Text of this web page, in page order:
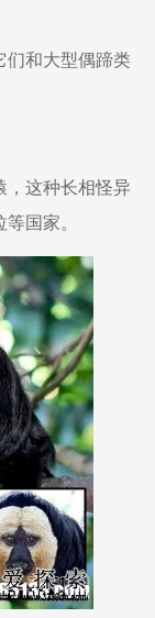
和大型偶蹄类
这种长相怪异
国家。